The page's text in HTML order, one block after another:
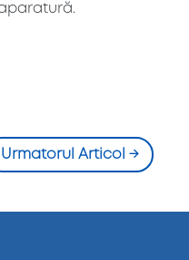
Urmatorul Articol →